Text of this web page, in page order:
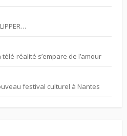
télé-réalité s’empare de l’amour
festival culturel à Nantes